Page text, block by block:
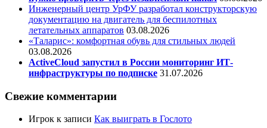
Инженерный центр УрФУ разработал конструкторскую
документацию на двигатель для беспилотных
летательных аппаратов 03.08.2026
«Таларис»: комфортная обувь для стильных людей
03.08.2026
ActiveCloud запустил в России мониторинг ИТ-
инфраструктуры по подписке 31.07.2026
Свежие комментарии
Игрок к записи Как выиграть в Гослото